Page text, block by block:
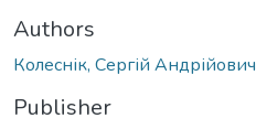
Authors
Колеснік, Сергій Андрійович
Publisher